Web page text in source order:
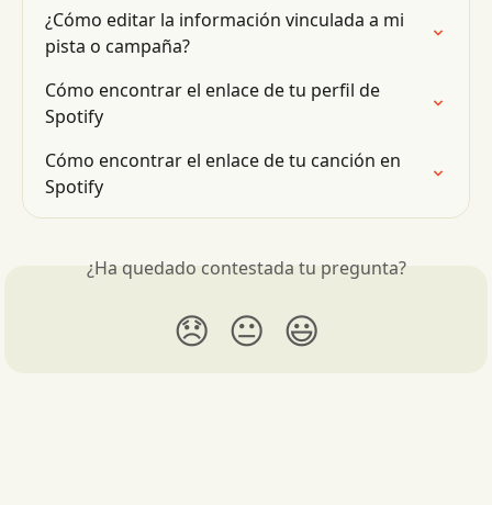
¿Cómo editar la información vinculada a mi
pista o campaña?
Cómo encontrar el enlace de tu perfil de
Spotify
Cómo encontrar el enlace de tu canción en
Spotify
¿Ha quedado contestada tu pregunta?
😞 😐 😃